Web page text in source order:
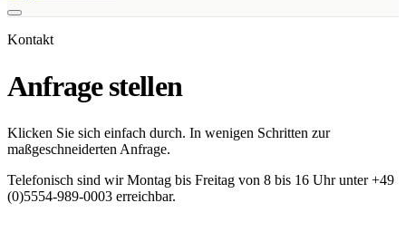
Kontakt
Anfrage stellen
Klicken Sie sich einfach durch. In wenigen Schritten zur
maßgeschneiderten Anfrage.
Telefonisch sind wir Montag bis Freitag von 8 bis 16 Uhr unter +49
(0)5554-989-0003 erreichbar.